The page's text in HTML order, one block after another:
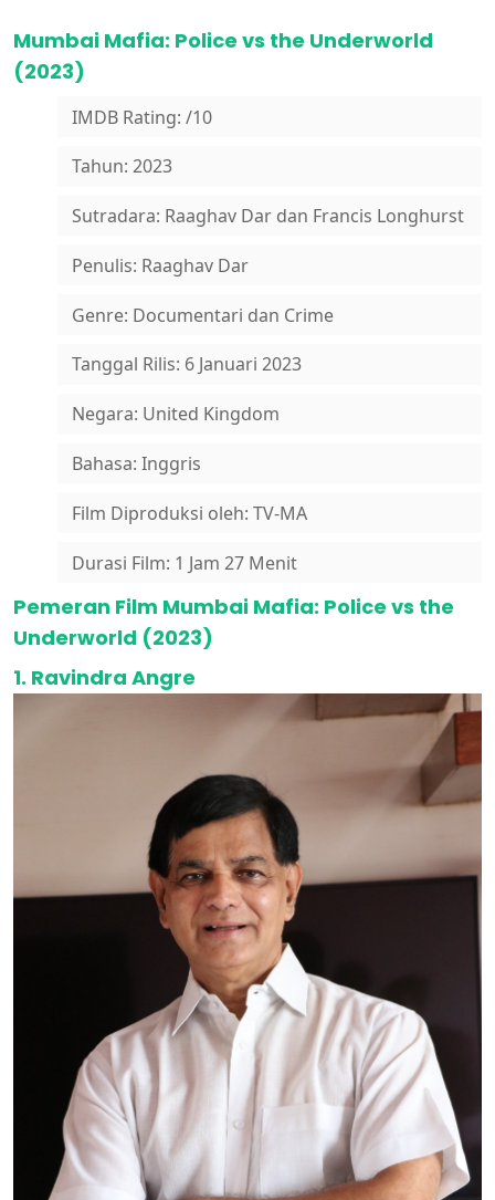
Mumbai Mafia: Police vs the Underworld
(2023)
IMDB Rating: /10
Tahun: 2023
Sutradara: Raaghav Dar dan Francis Longhurst
Penulis: Raaghav Dar
Genre: Documentari dan Crime
Tanggal Rilis: 6 Januari 2023
Negara: United Kingdom
Bahasa: Inggris
Film Diproduksi oleh: TV-MA
Durasi Film: 1 Jam 27 Menit
Pemeran Film Mumbai Mafia: Police vs the
Underworld (2023)
1. Ravindra Angre